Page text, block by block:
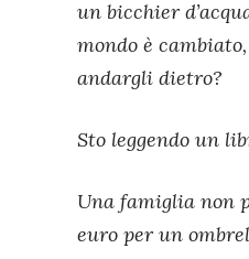
un bicchier
mondo è
andargli dietro?
Sto leggendo un
Una famiglia non
euro per un